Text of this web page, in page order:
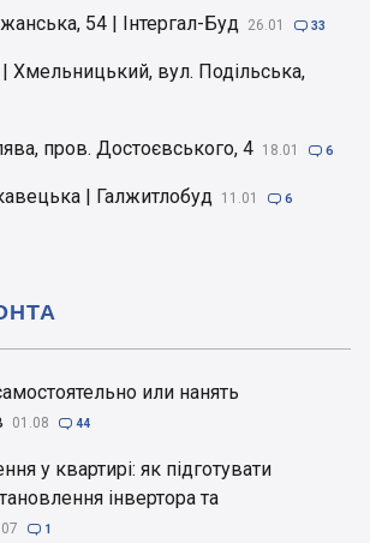
54 | Інтергал-Буд 26.01  33
Хмельницький, вул. Подільська,
пров. Достоєвського, 4 18.01  6
| Галжитлобуд 11.01  6
или нанять
01.08  44
у квартирі: як підготувати
інвертора та
 1